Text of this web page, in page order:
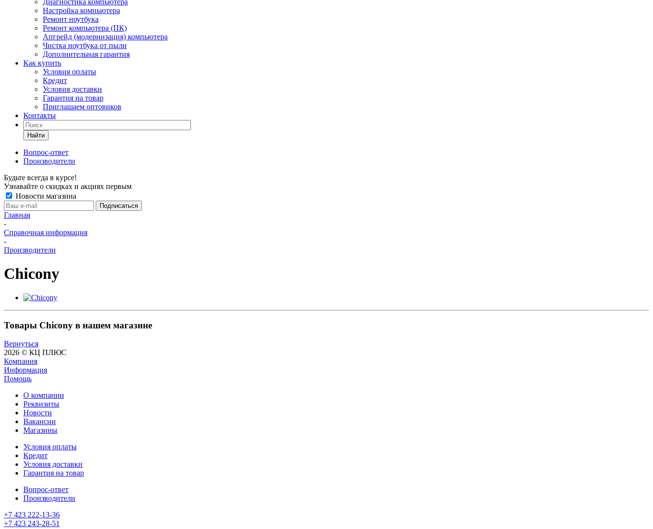
Диагностика компьютера
Настройка компьютера
Ремонт ноутбука
Ремонт компьютера (ПК)
Апгрейд (модернизация) компьютера
Чистка ноутбука от пыли
Дополнительная гарантия
Как купить
Условия оплаты
Кредит
Условия доставки
Гарантия на товар
Приглашаем оптовиков
Контакты
Найти
Вопрос-ответ
Производители
Будьте всегда в курсе!
Узнавайте о скидках и акциях первым
Новости магазина
Главная
-
Справочная информация
-
Производители
Chicony
Товары Chicony в нашем магазине
Вернуться
2026 © КЦ ПЛЮС
Компания
Информация
Помощь
О компании
Реквизиты
Новости
Вакансии
Магазины
Условия оплаты
Кредит
Условия доставки
Гарантия на товар
Вопрос-ответ
Производители
+7 423 222-13-36
+7 423 243-28-51